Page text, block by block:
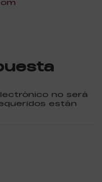
no será
están